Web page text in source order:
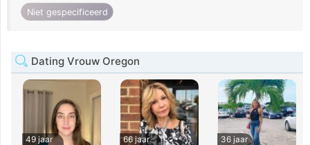
Niet gespecificeerd
Dating Vrouw Oregon
49 jaar
66 jaar
36 jaar